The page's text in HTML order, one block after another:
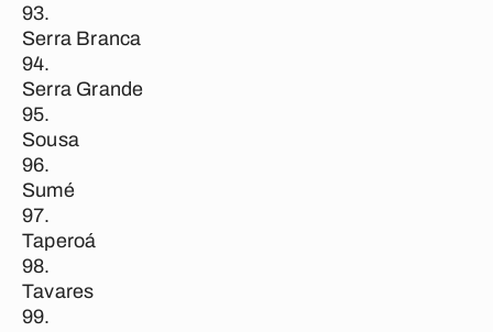
Serra Branca
Serra Grande
Sousa
Sumé
Taperoá
Tavares